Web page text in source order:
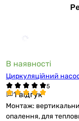
В наявності
Циркуляційний
1 відгук
Монтаж:
опалення, для